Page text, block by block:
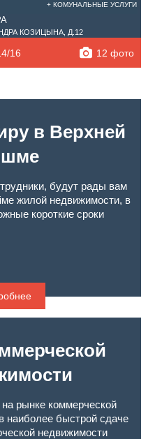
+ КОМУНАЛЬНЫЕ УСЛУГИ
КОЗИЦЫНА, Д.12
16 12 фото
в Верхней
будут рады вам
жилой недвижимости, в
короткие сроки
рынке коммерческой
наиболее быстрой сдаче
недвижимости